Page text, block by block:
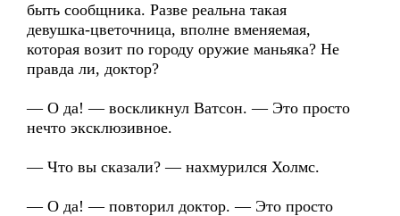
быть сообщника. Разве реальна такая
девушка-цветочница, вполне вменяемая,
которая возит по городу оружие маньяка? Не
правда ли, доктор?
— О да! — воскликнул Ватсон. — Это просто
нечто эксклюзивное.
— Что вы сказали? — нахмурился Холмс.
— О да! — повторил доктор. — Это просто